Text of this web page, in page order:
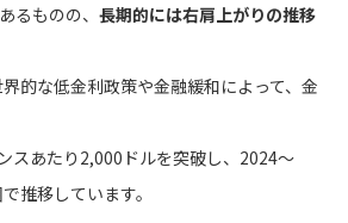
るものの、 長期的には右肩上がりの推移
的な低金利政策や金融緩和によって、金
スあたり2,000ドルを突破し、2024〜
推移しています。